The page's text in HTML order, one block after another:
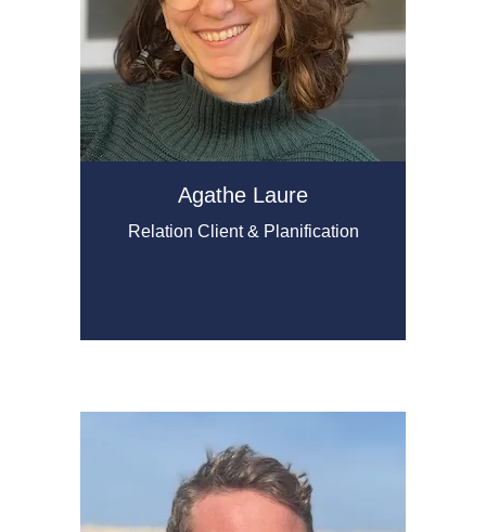
Agathe Laure
Relation Client & Planification